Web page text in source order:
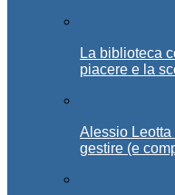
La biblioteca
piacere e la
Alessio
gestire (e